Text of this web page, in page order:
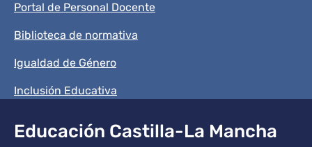
Portal de Personal Docente
Biblioteca de normativa
Igualdad de Género
Inclusión Educativa
Educación Castilla-La Mancha